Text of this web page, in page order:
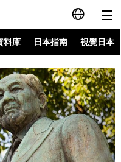
日本語
English
简体字
Français
料庫 日本指南 視覺日本